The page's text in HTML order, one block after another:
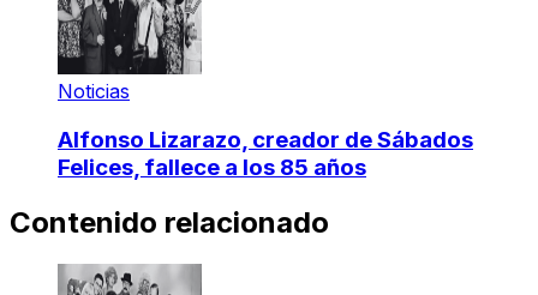
Noticias
Alfonso Lizarazo, creador de Sábados
Felices, fallece a los 85 años
Contenido relacionado